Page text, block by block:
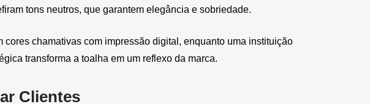
tons neutros, que garantem elegância e sobriedade.
chamativas com impressão digital, enquanto uma instituição
transforma a toalha em um reflexo da marca.
Clientes